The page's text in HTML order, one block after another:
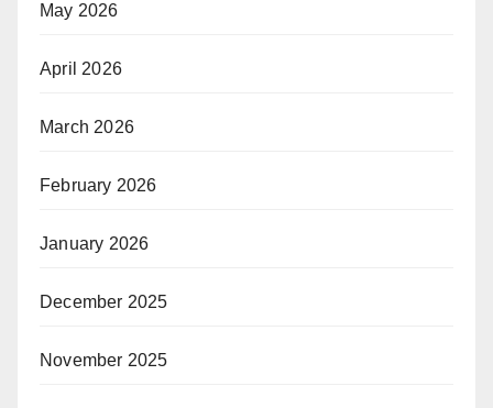
May 2026
April 2026
March 2026
February 2026
January 2026
December 2025
November 2025